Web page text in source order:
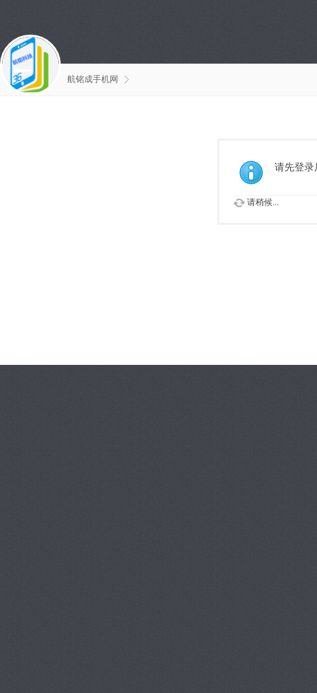
航铭成手机网
请先登录
请稍候...